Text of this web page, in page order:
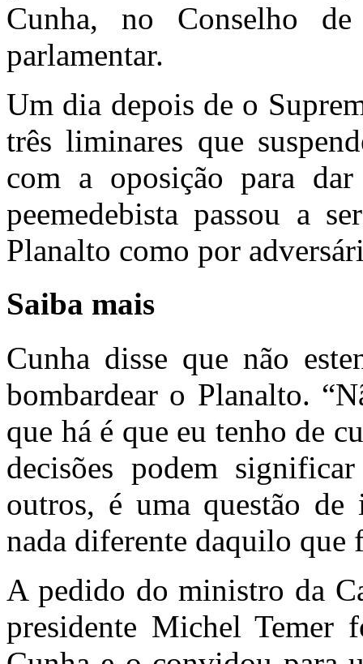
Cunha, no Conselho
parlamentar.
Um dia depois de o
três liminares que
com a oposição para
peemedebista passou a
Planalto como por
Saiba mais
Cunha disse que não
bombardear o Planalto.
que há é que eu tenho de
decisões podem
outros, é uma questão
nada diferente daquilo
A pedido do ministro da
presidente Michel Temer